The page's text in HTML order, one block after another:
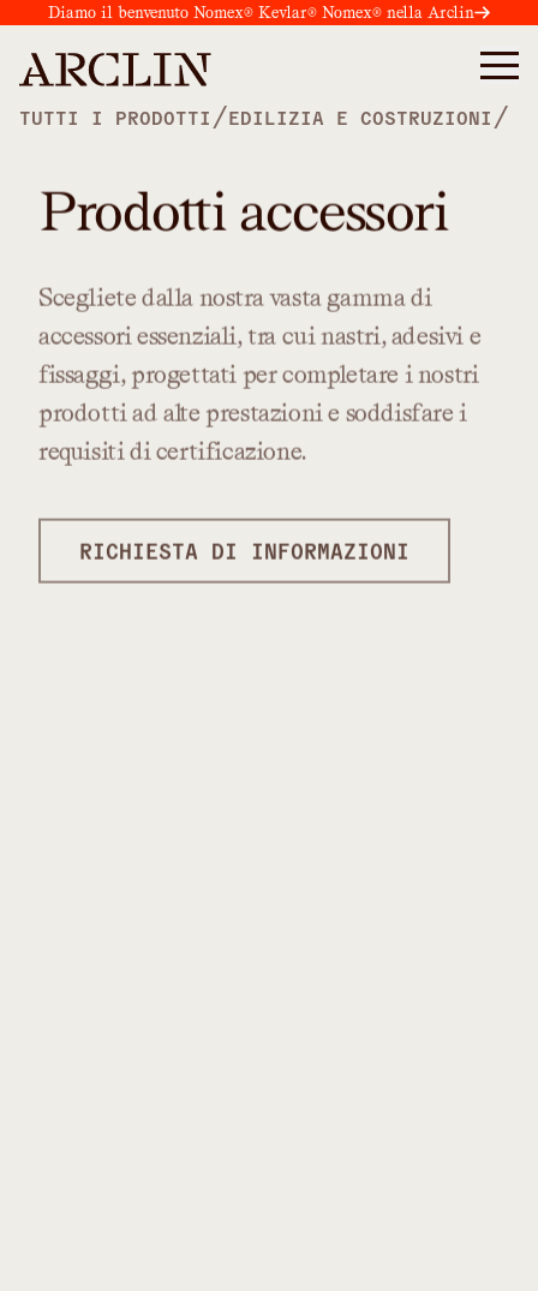
Diamo il benvenuto Nomex® Kevlar® Nomex® nella Arclin
TUTTI I PRODOTTI /EDILIZIA E COSTRUZIONI /
Prodotti accessori
Scegliete dalla nostravasta gammadi
accessoriessenziali, tra cui nastri,adesivi e
fissaggi, progettati percompletare i nostri
prodottiad alte prestazionie soddisfare i
requisitidicertificazione.
RICHIESTA DI INFORMAZIONI